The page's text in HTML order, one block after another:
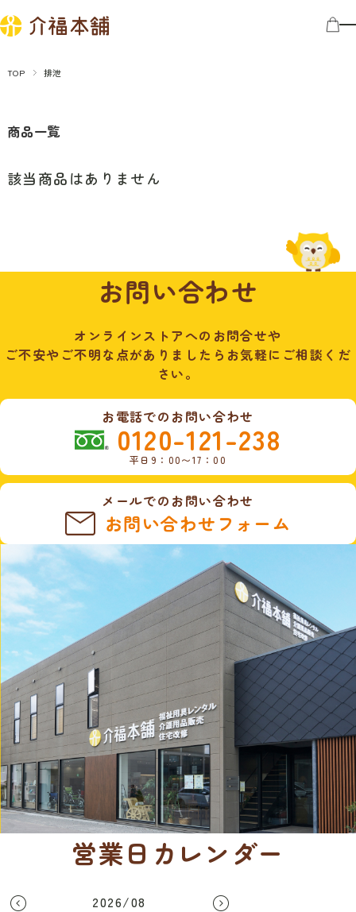
TOP 排泄
商品一覧
該当商品はありません
お問い合わせ
オンラインストアへのお問合せや
ご不安やご不明な点がありましたらお気軽にご相談くだ
さい。
お電話でのお問い合わせ
0120-121-238
平日9：00〜17：00
メールでのお問い合わせ
お問い合わせフォーム
営業日カレンダー
2026/08